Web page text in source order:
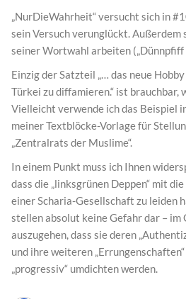
„NurDieWahrheit“ versucht sich in
sein Versuch verunglückt. Außerdem
seiner Wortwahl arbeiten („Dünnpfiff
Einzig der Satzteil „… das neue
Türkei zu diffamieren.“ ist brauchbar,
Vielleicht verwende ich das Beispiel
meiner Textblöcke-Vorlage für
„Zentralrats der Muslime“.
In einem Punkt muss ich Ihnen
dass die „linksgrünen Deppen“ mit
einer Scharia-Gesellschaft zu leiden
stellen absolut keine Gefahr dar – im
auszugehen, dass sie deren
und ihre weiteren
„progressiv“ umdichten werden.